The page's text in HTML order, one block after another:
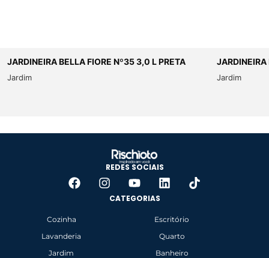
JARDINEIRA BELLA FIORE Nº35 3,0 L PRETA
Jardim Jardim
REDES SOCIAIS
CATEGORIAS
Cozinha
Lavanderia
Jardim
Escritório
Quarto
Banheiro